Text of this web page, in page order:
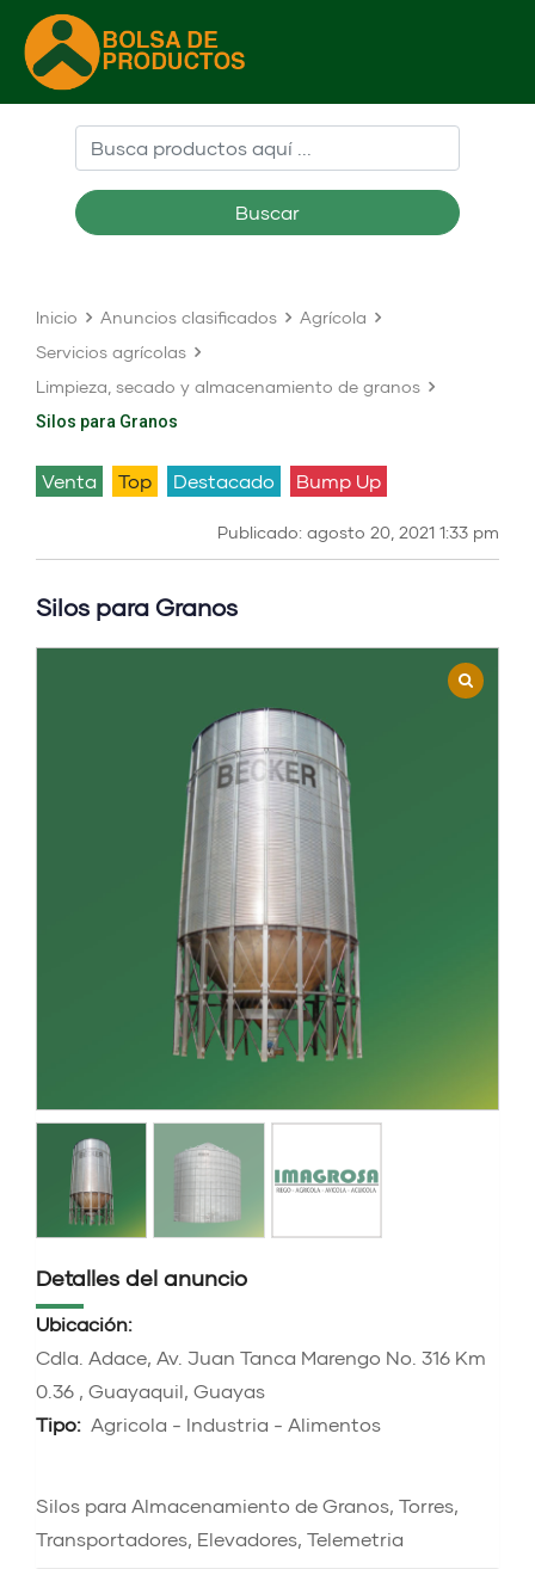
Buscar
Inicio Anuncios clasificados
Agrícola
Servicios agrícolas
Limpieza, secado y almacenamiento de granos
Silos para Granos
venta Top Destacado Bump Up
Publicado: agosto 20, 2021 1:33 pm
Silos para Granos
Detalles del anuncio
Ubicación:
Cdla. Adace, Av. Juan Tanca Marengo No. 316 Km
0.36 , Guayaquil, Guayas
Tipo: Agricola - Industria - Alimentos
Silos para Almacenamiento de Granos, Torres,
Transportadores, Elevadores, Telemetria